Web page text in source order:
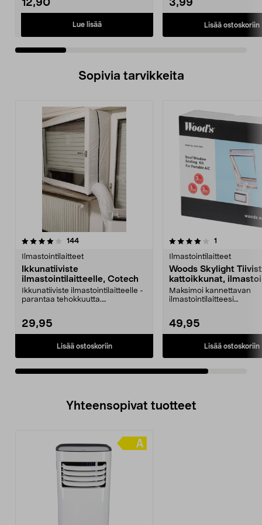
12,90
Lue lisää
3,99
Lisää ostoskoriin
Sopivia tarvikkeita
144arvostelut
Ilmastointilaitteet
Ikkunatiiviste
ilmastointilaitteelle, Cotech
Ikkunatiiviste ilmastointilaitteelle -
parantaa tehokkuutta.
29,95
Lisää ostoskoriin
4.0viidestä
1
Ilmastointilaitteet
Woods Skylight
kattoikkunat,
WAC WK3
Maksimoi kannettavan
ilmastointilaitteesi
49,95
Lisää ostoskoriin
Yhteensopivat tuotteet